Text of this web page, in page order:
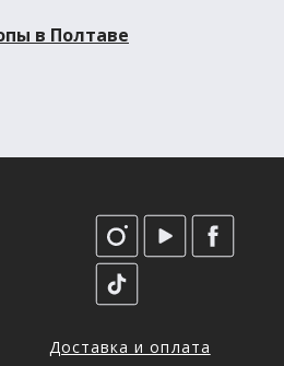
в Полтаве
Доставка и оплата